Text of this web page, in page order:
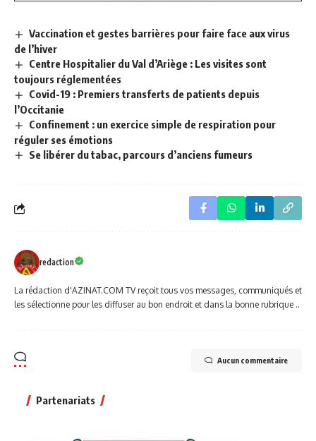
Vaccination et gestes barrières pour faire face aux virus
de l’hiver
Centre Hospitalier du Val d’Ariège : Les visites sont
toujours réglementées
Covid-19 : Premiers transferts de patients depuis
l’Occitanie
Confinement : un exercice simple de respiration pour
réguler ses émotions
Se libérer du tabac, parcours d’anciens fumeurs
redaction
La rédaction d'AZINAT.COM TV reçoit tous vos messages, communiqués et
les sélectionne pour les diffuser au bon endroit et dans la bonne rubrique ..
Aucun commentaire
Partenariats